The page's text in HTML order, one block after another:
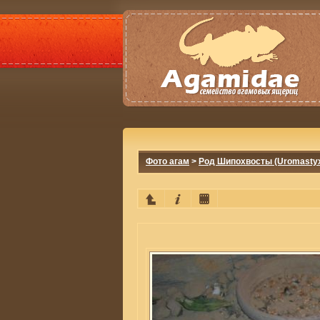
Фото агам > Род Шипохвосты